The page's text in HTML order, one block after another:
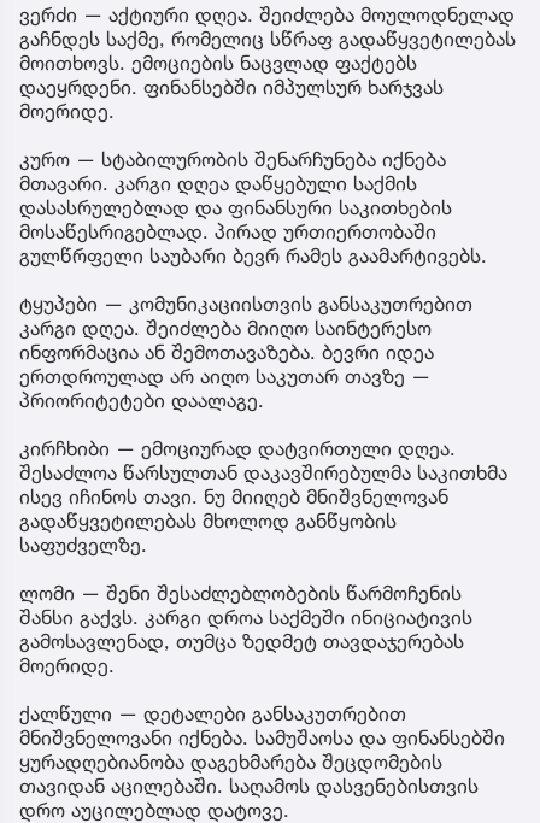
ვერძი — აქტიური დღეა. შეიძლება მოულოდნელად
გაჩნდეს საქმე, რომელიც სწრაფ გადაწყვეტილებას
მოითხოვს. ემოციების ნაცვლად ფაქტებს
დაეყრდენი. ფინანსებში იმპულსურ ხარჯვას
მოერიდე.
კურო — სტაბილურობის შენარჩუნება იქნება
მთავარი. კარგი დღეა დაწყებული საქმის
დასასრულებლად და ფინანსური საკითხების
მოსაწესრიგებლად. პირად ურთიერთობაში
გულწრფელი საუბარი ბევრ რამეს გაამარტივებს.
ტყუპები — კომუნიკაციისთვის განსაკუთრებით
კარგი დღეა. შეიძლება მიიღო საინტერესო
ინფორმაცია ან შემოთავაზება. ბევრი იდეა
ერთდროულად არ აიღო საკუთარ თავზე —
პრიორიტეტები დაალაგე.
კირჩხიბი — ემოციურად დატვირთული დღეა.
შესაძლოა წარსულთან დაკავშირებულმა საკითხმა
ისევ იჩინოს თავი. ნუ მიიღებ მნიშვნელოვან
გადაწყვეტილებას მხოლოდ განწყობის
საფუძველზე.
ლომი — შენი შესაძლებლობების წარმოჩენის
შანსი გაქვს. კარგი დროა საქმეში ინიციატივის
გამოსავლენად, თუმცა ზედმეტ თავდაჯერებას
მოერიდე.
ქალწული — დეტალები განსაკუთრებით
მნიშვნელოვანი იქნება. სამუშაოსა და ფინანსებში
ყურადღებიანობა დაგეხმარება შეცდომების
თავიდან აცილებაში. საღამოს დასვენებისთვის
დრო აუცილებლად დატოვე.